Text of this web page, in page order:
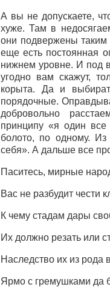
А вы не допускаете,
хуже. Там в
они подвержены таким
еще есть постоянная
нижнем уровне. И под
угодно вам скажут,
корыта. Да и
порядочные.
добровольно
принципу «я один все
болото, по одному.
себя». А дальше все
Паситесь, мирные
Вас не разбудит чести
К чему стадам дары
Их должно резать или
Наследство их из рода
Ярмо с гремушками да